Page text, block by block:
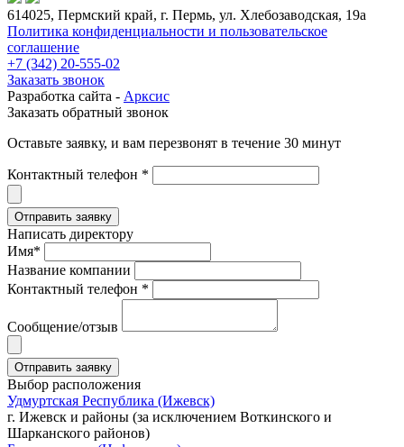
614025, Пермский край, г. Пермь, ул. Хлебозаводская, 19а
Политика конфиденциальности и пользовательское
соглашение
+7 (342) 20-555-02
Заказать звонок
Разработка сайта - Арксис
Заказать обратный звонок
Оставьте заявку, и вам перезвонят в течение 30 минут
Контактный телефон *
Написать директору
Имя*
Название компании
Контактный телефон *
Сообщение/отзыв
Выбор расположения
Удмуртская Республика (Ижевск)
г. Ижевск и районы (за исключением Воткинского и
Шарканского районов)